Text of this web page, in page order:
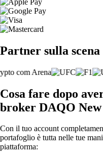
Partner sulla scena
Cosa fare dopo
broker DAQO
Con il tuo account
portafoglio è tutta nelle tue
piattaforma: